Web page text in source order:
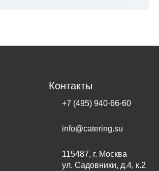
Контакты
+7 (495) 940-66-60
info@catering.su
115487, г. Москва
ул. Садовники, д.4, к.2